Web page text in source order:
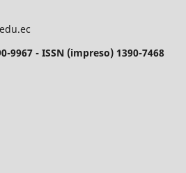
9967 - ISSN (impreso) 1390-7468